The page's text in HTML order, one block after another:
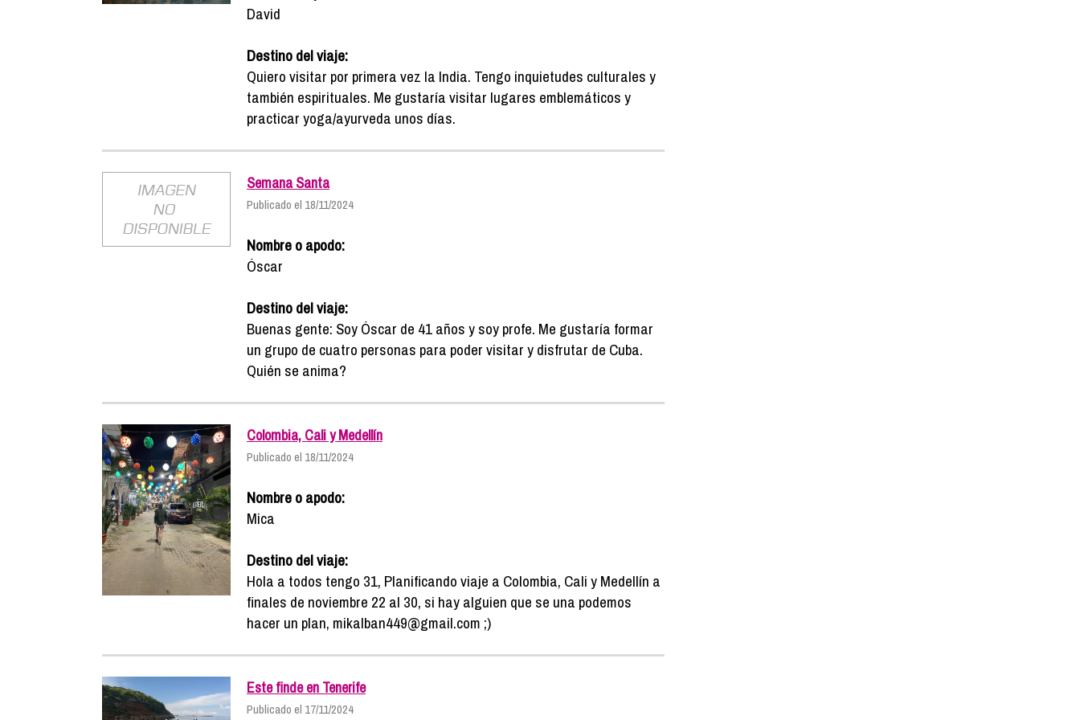
David
Destino del viaje:
Quiero visitar por primera vez la India. Tengo inquietudes culturales y
también espirituales. Me gustaría visitar lugares emblemáticos y
practicar yoga/ayurveda unos días.
Semana Santa
Publicado el 18/11/2024
Nombre o apodo:
Óscar
Destino del viaje:
Buenas gente: Soy Óscar de 41 años y soy profe. Me gustaría formar
un grupo de cuatro personas para poder visitar y disfrutar de Cuba.
Quién se anima?
Colombia, Cali y Medellín
Publicado el 18/11/2024
Nombre o apodo:
Mica
Destino del viaje:
Hola a todos tengo 31, Planificando viaje a Colombia, Cali y Medellín a
finales de noviembre 22 al 30, si hay alguien que se una podemos
hacer un plan, mikalban449@gmail.com ;)
Este finde en Tenerife
Publicado el 17/11/2024